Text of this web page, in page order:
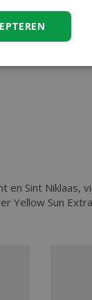
en Sint Niklaas,
Yellow Sun